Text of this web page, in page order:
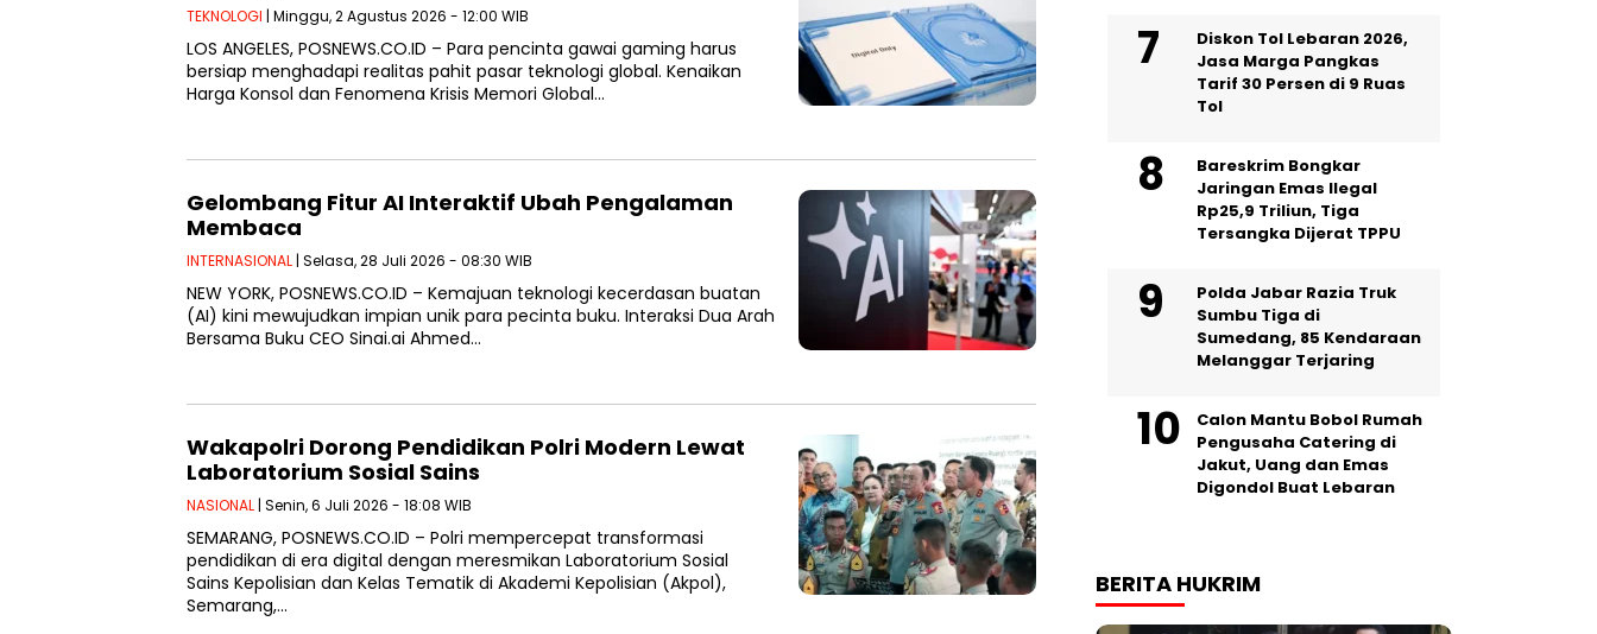
TEKNOLOGI | Minggu, 2 Agustus 2026 - 12:00 WIB
LOS ANGELES, POSNEWS.CO.ID – Para pencinta gawai gaming harus
bersiap menghadapi realitas pahit pasar teknologi global. Kenaikan
Harga Konsol dan Fenomena Krisis Memori Global…
Gelombang Fitur AI Interaktif Ubah Pengalaman
Membaca
INTERNASIONAL | Selasa, 28 Juli 2026 - 08:30 WIB
NEW YORK, POSNEWS.CO.ID – Kemajuan teknologi kecerdasan buatan
(AI) kini mewujudkan impian unik para pecinta buku. Interaksi Dua Arah
Bersama Buku CEO Sinai.ai Ahmed…
Wakapolri Dorong Pendidikan Polri Modern Lewat
Laboratorium Sosial Sains
NASIONAL | Senin, 6 Juli 2026 - 18:08 WIB
SEMARANG, POSNEWS.CO.ID – Polri mempercepat transformasi
pendidikan di era digital dengan meresmikan Laboratorium Sosial
Sains Kepolisian dan Kelas Tematik di Akademi Kepolisian (Akpol),
Semarang,…
Diskon Tol Lebaran 2026,
Jasa Marga Pangkas
Tarif 30 Persen di 9 Ruas
Tol
Bareskrim Bongkar
Jaringan Emas Ilegal
Rp25,9 Triliun, Tiga
Tersangka Dijerat TPPU
Polda Jabar Razia Truk
Sumbu Tiga di
Sumedang, 85 Kendaraan
Melanggar Terjaring
Calon Mantu Bobol Rumah
Pengusaha Catering di
Jakut, Uang dan Emas
Digondol Buat Lebaran
BERITA HUKRIM